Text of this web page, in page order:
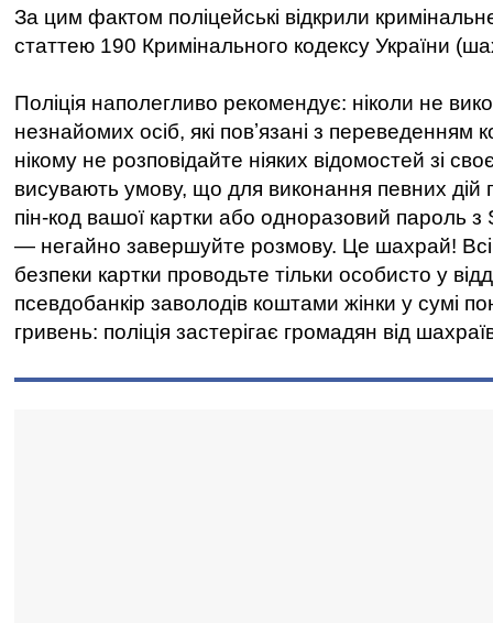
За цим фактом поліцейські відкрили
статтею 190 Кримінального кодексу України
Поліція наполегливо рекомендує: ніколи не
незнайомих осіб, які повʼязані з переведенням
нікому не розповідайте ніяких відомостей зі
висувають умову, що для виконання певних дій
пін-код вашої картки або одноразовий пароль
— негайно завершуйте розмову. Це шахрай! Всі
безпеки картки проводьте тільки особисто у
псевдобанкір заволодів коштами жінки у сумі
гривень: поліція застерігає громадян від